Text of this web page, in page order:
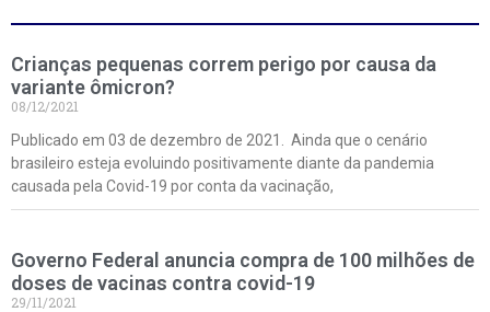
Crianças pequenas correm perigo por causa da
variante ômicron?
08/12/2021
Publicado em 03 de dezembro de 2021. Ainda que o cenário
brasileiro esteja evoluindo positivamente diante da pandemia
causada pela Covid-19 por conta da vacinação,
Governo Federal anuncia compra de 100 milhões de
doses de vacinas contra covid-19
29/11/2021